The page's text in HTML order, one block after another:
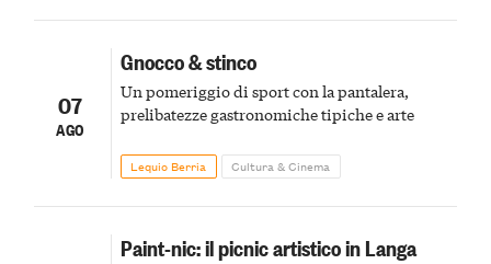
07
AGO
Gnocco & stinco
Un pomeriggio di sport con la pantalera,
prelibatezze gastronomiche tipiche e arte
Lequio Berria Cultura & Cinema
Paint-nic: il picnic artistico in Langa